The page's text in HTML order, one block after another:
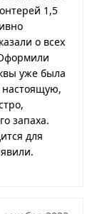
1,5
о всех
уже была
настоящую,
запаха.
для